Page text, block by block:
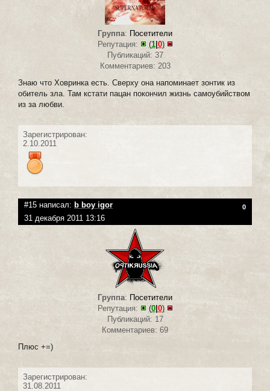
Группа: Посетители
Репутация:
(1| 0)
Публикаций: 37
Комментариев: 203
Знаю что Ховринка есть. Сверху она напоминает зонтик из
обитель зла. Там кстати пацан покончил жизнь самоубийством
из за любви.
Зарегистрирован:
2.10.2011
#15 написал: b boy igor 0
31 декабря 2011 13:16
Группа: Посетители
Репутация:
(0| 0)
Публикаций: 17
Комментариев: 69
Плюс +=)
Зарегистрирован:
31.08.2011